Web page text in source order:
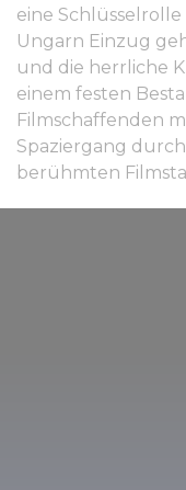
eine
Ungarn Einzug
und die herrliche
einem festen
Filmschaffenden
Spaziergang
berühmten